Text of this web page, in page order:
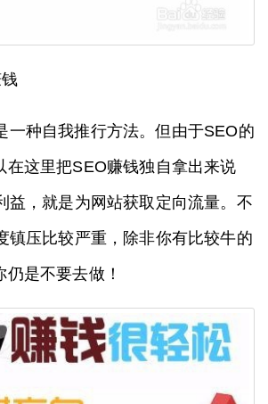
一种自我推行方法。但由于SEO的
在这里把SEO赚钱独自拿出来说
益，就是为网站获取定向流量。不
镇压比较严重，除非你有比较牛的
是不要去做！